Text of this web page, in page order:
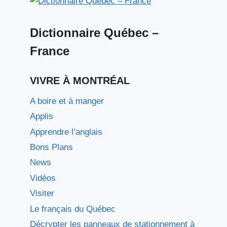
Dictionnaire Québec –
France
VIVRE À MONTRÉAL
A boire et à manger
Applis
Apprendre l’anglais
Bons Plans
News
Vidéos
Visiter
Le français du Québec
Décrypter les panneaux de stationnement à